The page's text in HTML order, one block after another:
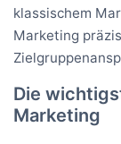
klassischem
Marketing
Die
Marketing